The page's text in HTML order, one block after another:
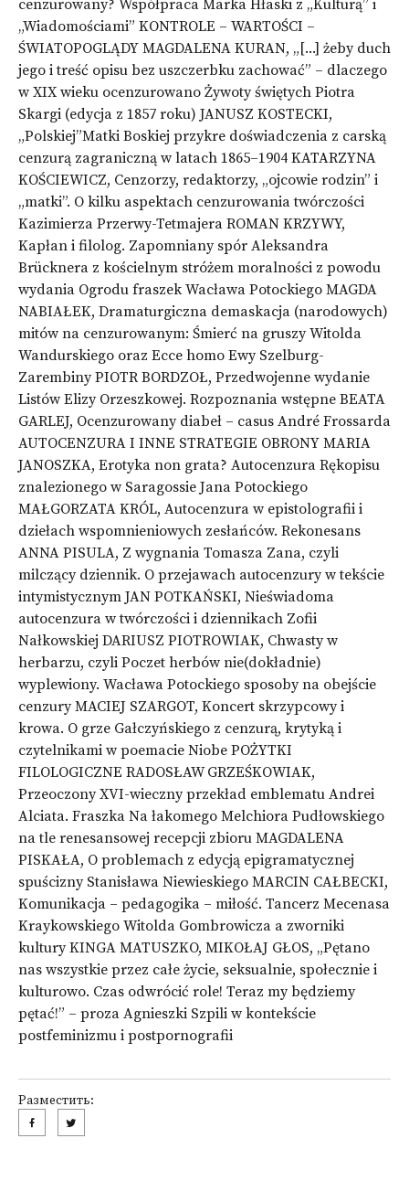
cenzurowany? Współpraca Marka Hłaski z „Kulturą” i
„Wiadomościami” KONTROLE – WARTOŚCI –
ŚWIATOPOGLĄDY MAGDALENA KURAN, „[...] żeby duch
jego i treść opisu bez uszczerbku zachować” – dlaczego
w XIX wieku ocenzurowano Żywoty świętych Piotra
Skargi (edycja z 1857 roku) JANUSZ KOSTECKI,
„Polskiej”Matki Boskiej przykre doświadczenia z carską
cenzurą zagraniczną w latach 1865–1904 KATARZYNA
KOŚCIEWICZ, Cenzorzy, redaktorzy, „ojcowie rodzin” i
„matki”. O kilku aspektach cenzurowania twórczości
Kazimierza Przerwy-Tetmajera ROMAN KRZYWY,
Kapłan i filolog. Zapomniany spór Aleksandra
Brücknera z kościelnym stróżem moralności z powodu
wydania Ogrodu fraszek Wacława Potockiego MAGDA
NABIAŁEK, Dramaturgiczna demaskacja (narodowych)
mitów na cenzurowanym: Śmierć na gruszy Witolda
Wandurskiego oraz Ecce homo Ewy Szelburg-
Zarembiny PIOTR BORDZOŁ, Przedwojenne wydanie
Listów Elizy Orzeszkowej. Rozpoznania wstępne BEATA
GARLEJ, Ocenzurowany diabeł – casus André Frossarda
AUTOCENZURA I INNE STRATEGIE OBRONY MARIA
JANOSZKA, Erotyka non grata? Autocenzura Rękopisu
znalezionego w Saragossie Jana Potockiego
MAŁGORZATA KRÓL, Autocenzura w epistolografii i
dziełach wspomnieniowych zesłańców. Rekonesans
ANNA PISULA, Z wygnania Tomasza Zana, czyli
milczący dziennik. O przejawach autocenzury w tekście
intymistycznym JAN POTKAŃSKI, Nieświadoma
autocenzura w twórczości i dziennikach Zofii
Nałkowskiej DARIUSZ PIOTROWIAK, Chwasty w
herbarzu, czyli Poczet herbów nie(dokładnie)
wyplewiony. Wacława Potockiego sposoby na obejście
cenzury MACIEJ SZARGOT, Koncert skrzypcowy i
krowa. O grze Gałczyńskiego z cenzurą, krytyką i
czytelnikami w poemacie Niobe POŻYTKI
FILOLOGICZNE RADOSŁAW GRZEŚKOWIAK,
Przeoczony XVI-wieczny przekład emblematu Andrei
Alciata. Fraszka Na łakomego Melchiora Pudłowskiego
na tle renesansowej recepcji zbioru MAGDALENA
PISKAŁA, O problemach z edycją epigramatycznej
spuścizny Stanisława Niewieskiego MARCIN CAŁBECKI,
Komunikacja – pedagogika – miłość. Tancerz Mecenasa
Kraykowskiego Witolda Gombrowicza a zworniki
kultury KINGA MATUSZKO, MIKOŁAJ GŁOS, „Pętano
nas wszystkie przez całe życie, seksualnie, społecznie i
kulturowo. Czas odwrócić role! Teraz my będziemy
pętać!” – proza Agnieszki Szpili w kontekście
postfeminizmu i postpornografii
Разместить: